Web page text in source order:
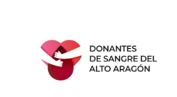
contenido